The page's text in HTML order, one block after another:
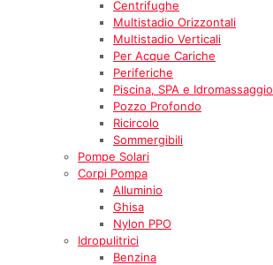
Centrifughe
Multistadio Orizzontali
Multistadio Verticali
Per Acque Cariche
Periferiche
Piscina, SPA e Idromassaggio
Pozzo Profondo
Ricircolo
Sommergibili
Pompe Solari
Corpi Pompa
Alluminio
Ghisa
Nylon PPO
Idropulitrici
Benzina